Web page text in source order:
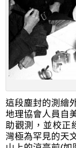
這段塵封的測繪
地理協會人員自
助觀測，並校正
灣極為罕見的天